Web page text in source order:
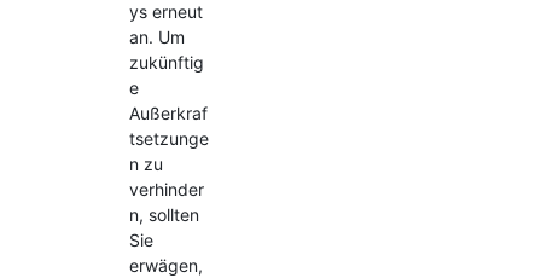
ys erneut
an. Um
zukünftig
e
Außerkraf
tsetzunge
n zu
verhinder
n, sollten
Sie
erwägen,